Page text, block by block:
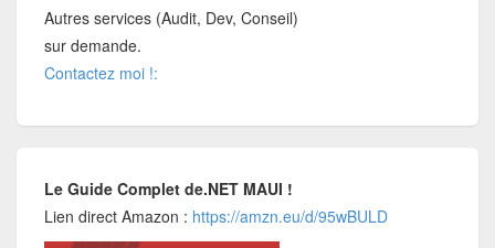
Autres services (Audit, Dev, Conseil)
sur demande.
Contactez moi !:
Le Guide Complet de.NET MAUI !
Lien direct Amazon : https://amzn.eu/d/95wBULD